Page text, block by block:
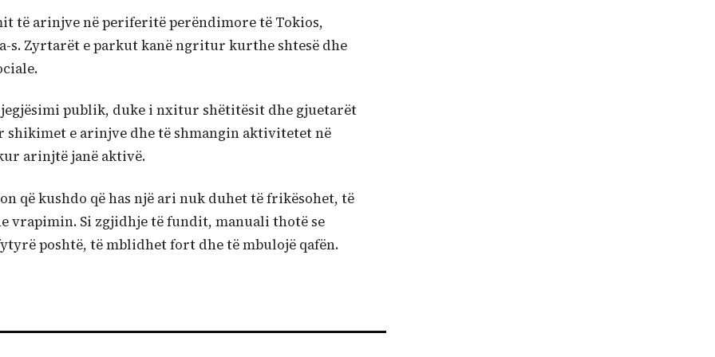
të arinjve në periferitë perëndimore të Tokios,
s. Zyrtarët e parkut kanë ngritur kurthe shtesë dhe
publik, duke i nxitur shëtitësit dhe gjuetarët
e arinjve dhe të shmangin aktivitetet në
arinjtë janë aktivë.
që kushdo që has një ari nuk duhet të frikësohet, të
vrapimin. Si zgjidhje të fundit, manuali thotë se
poshtë, të mblidhet fort dhe të mbulojë qafën.